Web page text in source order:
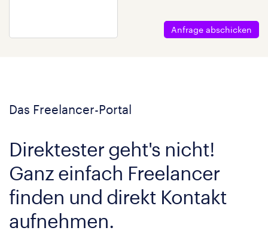
Anfrage abschicken
Das Freelancer-Portal
Direktester geht's nicht!
Ganz einfach Freelancer
finden und direkt Kontakt
aufnehmen.